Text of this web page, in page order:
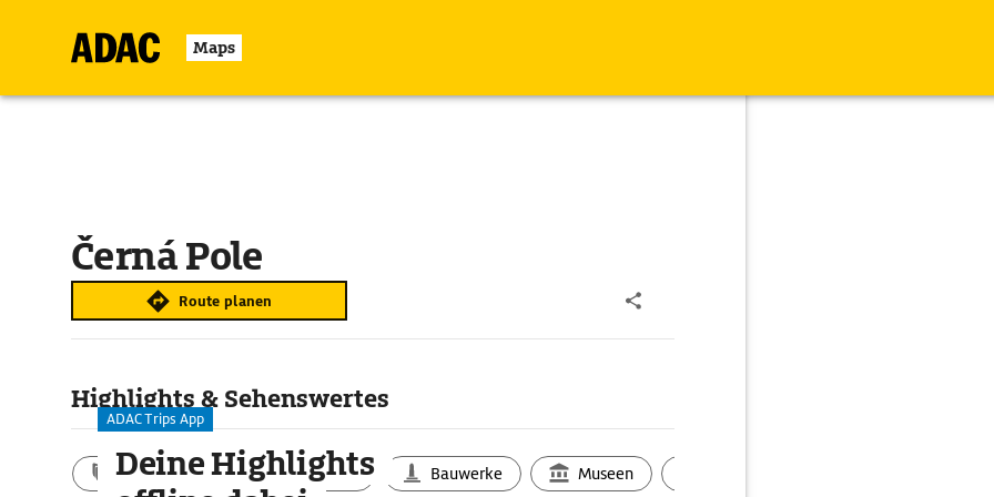
Maps
Černá Pole
Route planen
Highlights & Sehenswertes
Aktivitäten Landschaft Bauwerke Museen
ADAC Trips App
Deine Highlights